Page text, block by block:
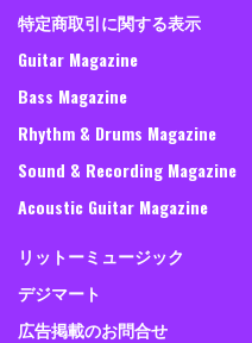
特定商取引に関する表示
Guitar Magazine
Bass Magazine
Rhythm & Drums Magazine
Sound & Recording Magazine
Acoustic Guitar Magazine
リットーミュージック
デジマート
広告掲載のお問合せ